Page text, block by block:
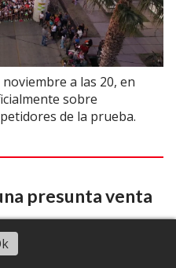
a las 20, en
sobre
de la prueba.
presunta venta